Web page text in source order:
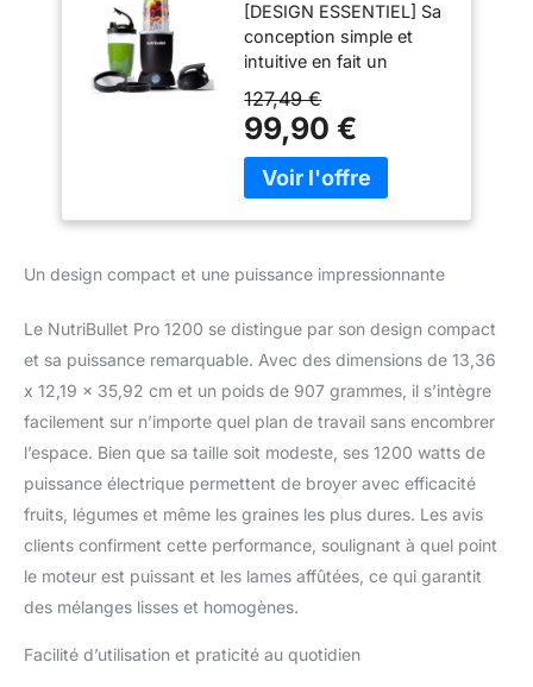
Smoothie Blender,
Blender
multifonctions,
puissance 1200w,
verres 700ml et
900ml, noir,
NB120MB
[DESIGN ESSENTIEL] Sa
conception simple et
intuitive en fait un
utiliserez au quotidien
[EXTRACTION DES
NUTRIMENTS] Il suffit
d'appuyer, de tourner et
plupart des smoothies
moins de 60 secondes ?
Vous pouvez ainsi
intégrer une alimentation
saine dans votre routine,
sans le moindre stress
[L'ENSEMBLE
COMPREND] (1) base
moteur de 1200W, (1)
Lame d'extraction, (1)
tasse de 900m (1) tasse
de 700ml, (2) anneau, (2)
couvercles de voyage
MELANGER ] Ce
127,49 €
99,90 €
Un design compact et une puissance impressionnante
Le NutriBullet Pro 1200 se distingue par son design compact
et sa puissance remarquable. Avec des dimensions de 13,36
x 12,19 x 35,92 cm et un poids de 907 grammes, il s’intègre
facilement sur n’importe quel plan de travail sans encombrer
l’espace. Bien que sa taille soit modeste, ses 1200 watts de
puissance électrique permettent de broyer avec efficacité
fruits, légumes et même les graines les plus dures. Les avis
clients confirment cette performance, soulignant à quel point
le moteur est puissant et les lames affûtées, ce qui garantit
des mélanges lisses et homogènes.
Facilité d’utilisation et praticité au quotidien